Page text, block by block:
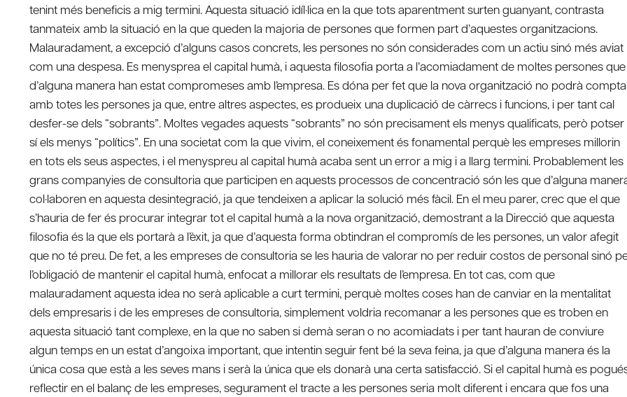
tenint més beneficis a mig termini. Aquesta situació idíl·lica en la que tots aparentment surten guanyant, contrasta
tanmateix amb la situació en la que queden la majoria de persones que formen part d’aquestes organitzacions.
Malauradament, a excepció d’alguns casos concrets, les persones no són considerades com un actiu sinó més aviat
com una despesa. Es menysprea el capital humà, i aquesta filosofia porta a l’acomiadament de moltes persones que
d’alguna manera han estat compromeses amb l’empresa. Es dóna per fet que la nova organització no podrà
amb totes les persones ja que, entre altres aspectes, es produeix una duplicació de càrrecs i funcions, i per tant cal
desfer-se dels “sobrants”. Moltes vegades aquests “sobrants” no són precisament els menys qualificats, però potser
sí els menys “polítics”. En una societat com la que vivim, el coneixement és fonamental perquè les empreses millorin
en tots els seus aspectes, i el menyspreu al capital humà acaba sent un error a mig i a llarg termini. Probablement les
grans companyies de consultoria que participen en aquests processos de concentració són les que d’alguna
col·laboren en aquesta desintegració, ja que tendeixen a aplicar la solució més fàcil. En el meu parer, crec que el que
s’hauria de fer és procurar integrar tot el capital humà a la nova organització, demostrant a la Direcció que aquesta
filosofia és la que els portarà a l’èxit, ja que d’aquesta forma obtindran el compromís de les persones, un valor afegit
que no té preu. De fet, a les empreses de consultoria se les hauria de valorar no per reduir costos de personal sinó
l’obligació de mantenir el capital humà, enfocat a millorar els resultats de l’empresa. En tot cas, com que
malauradament aquesta idea no serà aplicable a curt termini, perquè moltes coses han de canviar en la mentalitat
dels empresaris i de les empreses de consultoria, simplement voldria recomanar a les persones que es troben en
aquesta situació tant complexe, en la que no saben si demà seran o no acomiadats i per tant hauran de conviure
algun temps en un estat d’angoixa important, que intentin seguir fent bé la seva feina, ja que d’alguna manera és la
única cosa que està a les seves mans i serà la única que els donarà una certa satisfacció. Si el capital humà es
reflectir en el balanç de les empreses, segurament el tracte a les persones seria molt diferent i encara que fos una